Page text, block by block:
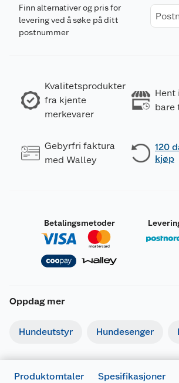
Finn alternativer og pris for
levering ved å søke på ditt
postnummer
Kvalitetsprodukter
fra kjente
merkevarer
Hent
bare
Gebyrfri faktura
med Walley
120
kjøp
Betalingsmetoder
Oppdag mer
Hundeutstyr Hundesenger
Produktomtaler Spesifikasjoner
Generelt